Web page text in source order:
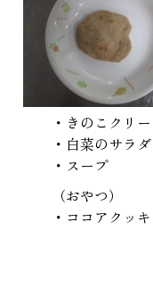
・きのこクリー
・白菜のサラダ
・スープ
（おやつ）
・ココアクッキ